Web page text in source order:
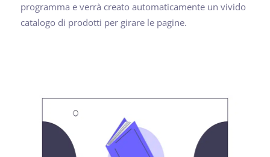
programma e verrà creato automaticamente un vivido
catalogo di prodotti per girare le pagine.